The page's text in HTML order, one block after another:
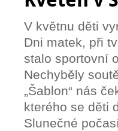
V květnu děti
Dni matek, při
stalo sportovní
Nechyběly
„Šablon“ nás
kterého se děti
Slunečné